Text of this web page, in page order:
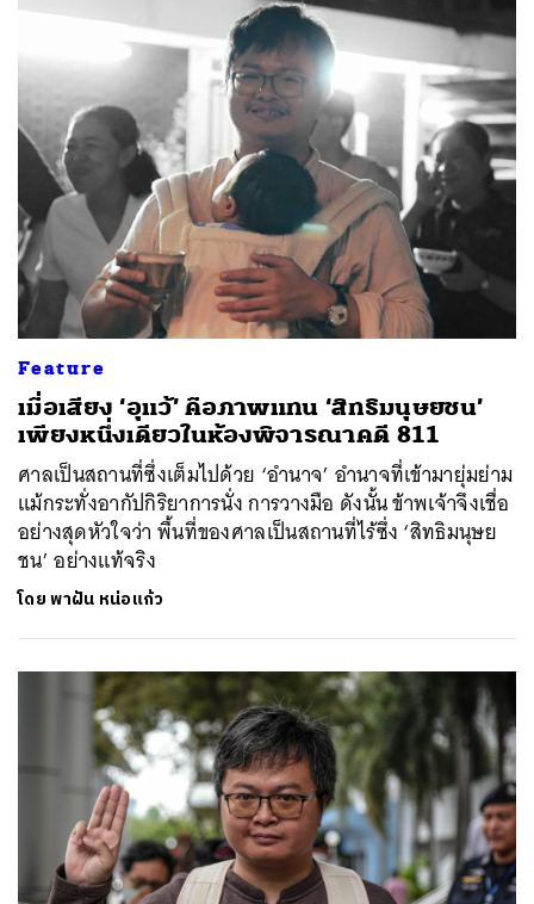
Feature
เมื่อเสียง ‘อุแว้’ คือภาพแทน ‘สิทธิมนุษยชน’
เพียงหนึ่งเดียวในห้องพิจารณาคดี 811
ศาลเป็นสถานที่ซึ่งเต็มไปด้วย ‘อำนาจ’ อำนาจที่เข้ามายุ่มย่าม
แม้กระทั่งอากัปกิริยาการนั่ง การวางมือ ดังนั้น ข้าพเจ้าจึงเชื่อ
อย่างสุดหัวใจว่า พื้นที่ของศาลเป็นสถานที่ไร้ซึ่ง ‘สิทธิมนุษย
ชน’ อย่างแท้จริง
โดยพาฝัน หน่อแก้ว